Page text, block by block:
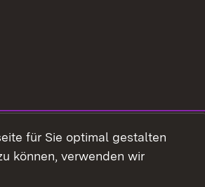
für Sie optimal gestalten
können, verwenden wir